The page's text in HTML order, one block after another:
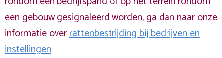
een gebouw gesignaleerd worden, ga dan naar onze
informatie overrattenbestrijding bij bedrijven en
instellingen